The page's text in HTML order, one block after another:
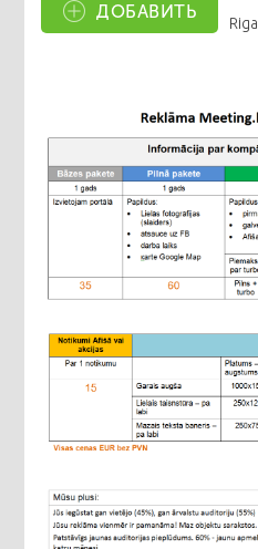
ДОБАВИТЬ
Riga